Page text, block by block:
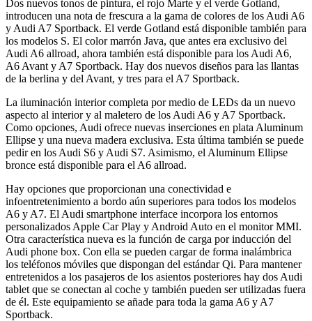
Dos nuevos tonos de pintura, el rojo Marte y el verde Gotland,
introducen una nota de frescura a la gama de colores de los Audi A6
y Audi A7 Sportback. El verde Gotland está disponible también para
los modelos S. El color marrón Java, que antes era exclusivo del
Audi A6 allroad, ahora también está disponible para los Audi A6,
A6 Avant y A7 Sportback. Hay dos nuevos diseños para las llantas
de la berlina y del Avant, y tres para el A7 Sportback.
La iluminación interior completa por medio de LEDs da un nuevo
aspecto al interior y al maletero de los Audi A6 y A7 Sportback.
Como opciones, Audi ofrece nuevas inserciones en plata Aluminum
Ellipse y una nueva madera exclusiva. Esta última también se puede
pedir en los Audi S6 y Audi S7. Asimismo, el Aluminum Ellipse
bronce está disponible para el A6 allroad.
Hay opciones que proporcionan una conectividad e
infoentretenimiento a bordo aún superiores para todos los modelos
A6 y A7. El Audi smartphone interface incorpora los entornos
personalizados Apple Car Play y Android Auto en el monitor MMI.
Otra característica nueva es la función de carga por inducción del
Audi phone box. Con ella se pueden cargar de forma inalámbrica
los teléfonos móviles que dispongan del estándar Qi. Para mantener
entretenidos a los pasajeros de los asientos posteriores hay dos Audi
tablet que se conectan al coche y también pueden ser utilizadas fuera
de él. Este equipamiento se añade para toda la gama A6 y A7
Sportback.